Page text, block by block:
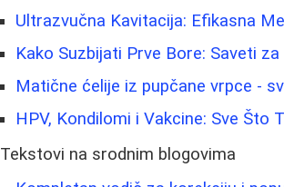
Ultrazvučna Kavitacija: Efikasna
Kako Suzbijati Prve Bore: Saveti
Matične ćelije iz pupčane vrpce -
HPV, Kondilomi i Vakcine: Sve Što
Tekstovi na srodnim blogovima